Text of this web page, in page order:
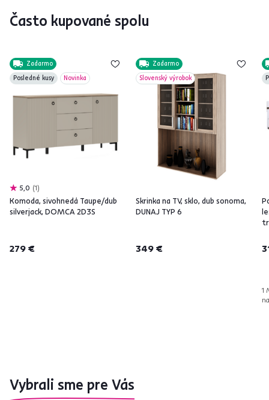
Často kupované spolu
Zadarmo
Posledné kusy
Novinka
5,0 1
Komoda, sivohnedá Taupe/dub
silverjack, DOMCA 2D3S
279 €
Zadarmo
Slovenský výrobok
Skrinka na TV, sklo, dub sonoma,
DUNAJ TYP 6
349 €
1
Vybrali sme pre Vás